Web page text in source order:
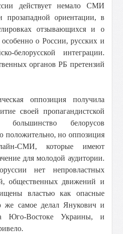
действует немало СМИ
прозападной ориентации, в
отзывающихся и о
о России, русских и
белорусской интеграции.
органов РБ претензий
оппозиция получила
своей пропагандистской
большинство белорусов
положительно, но оппозиция
СМИ, которые имеют
для молодой аудитории.
нет непровластных
общественных движений и
властью как опасные
же самое делал Янукович и
Юго-Востоке Украины, и